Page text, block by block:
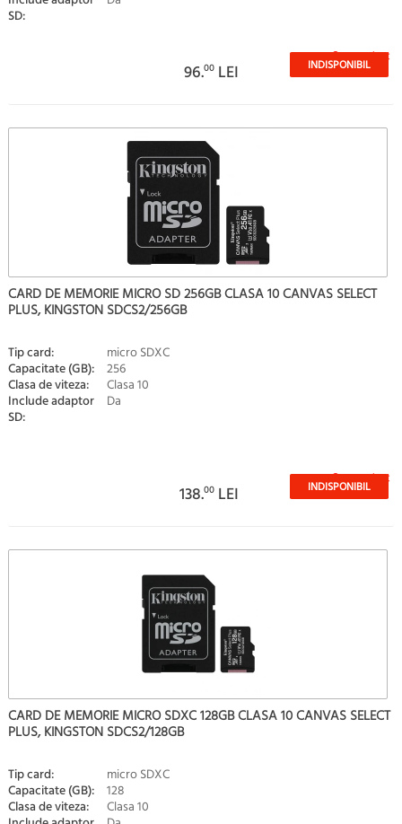
SD:
Stoc epuizat
96.00 LEI INDISPONIBIL
CARD DE MEMORIE MICRO SD 256GB CLASA 10 CANVAS SELECT
PLUS, KINGSTON SDCS2/256GB
Tip card: micro SDXC
Capacitate (GB): 256
Clasa de viteza: Clasa 10
Include adaptor
SD:
Da
Stoc epuizat
138.00 LEI INDISPONIBIL
CARD DE MEMORIE MICRO SDXC 128GB CLASA 10 CANVAS SELECT
PLUS, KINGSTON SDCS2/128GB
Tip card: micro SDXC
Capacitate (GB): 128
Clasa de viteza: Clasa 10